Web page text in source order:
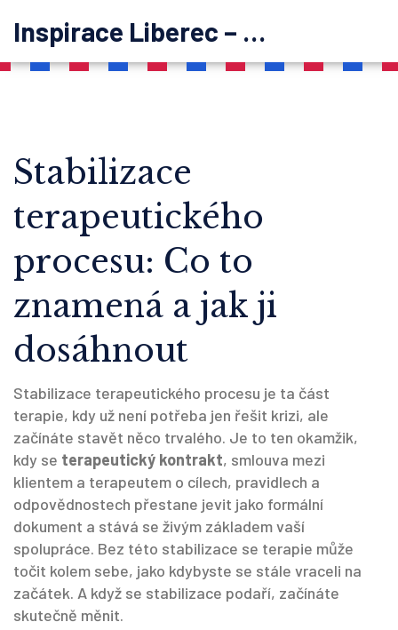
Inspirace Liberec – psychoterapie
Stabilizace
terapeutického
procesu: Co to
znamená a jak ji
dosáhnout
Stabilizace terapeutického procesu je ta část
terapie, kdy už není potřeba jen řešit krizi, ale
začínáte stavět něco trvalého. Je to ten okamžik,
kdy se terapeutický kontrakt, smlouva mezi
klientem a terapeutem o cílech, pravidlech a
odpovědnostech přestane jevit jako formální
dokument a stává se živým základem vaší
spolupráce. Bez této stabilizace se terapie může
točit kolem sebe, jako kdybyste se stále vraceli na
začátek. A když se stabilizace podaří, začínáte
skutečně měnit.